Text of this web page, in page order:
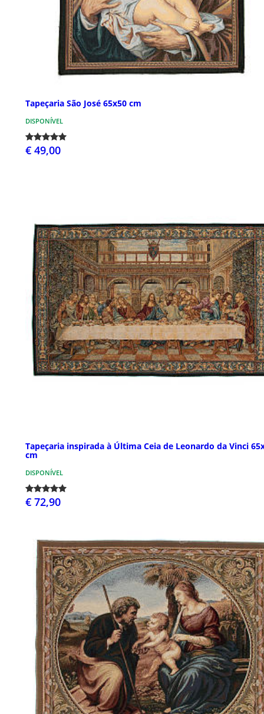
Tapeçaria São José 65x50 cm
DISPONÍVEL
€ 49,00
Tapeçaria inspirada à Última Ceia de Leonardo da Vinci
cm
DISPONÍVEL
€ 72,90